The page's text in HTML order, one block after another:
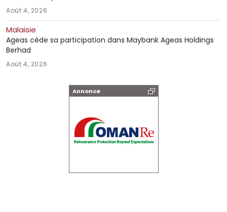
Annonce
Août 4, 2026
Malaisie
Ageas cède sa participation dans Maybank Ageas Holdings
Berhad
Août 4, 2026